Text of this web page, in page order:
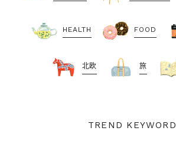
HEALTH FOOD
北欧 旅
TREND KEYWORD